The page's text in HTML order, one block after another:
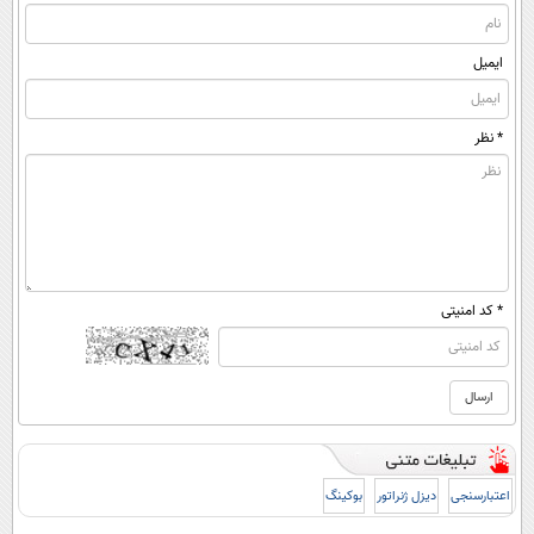
ایمیل
* نظر
* کد امنیتی
اعتبارسنجی دیزل ژنراتور بوکینگ